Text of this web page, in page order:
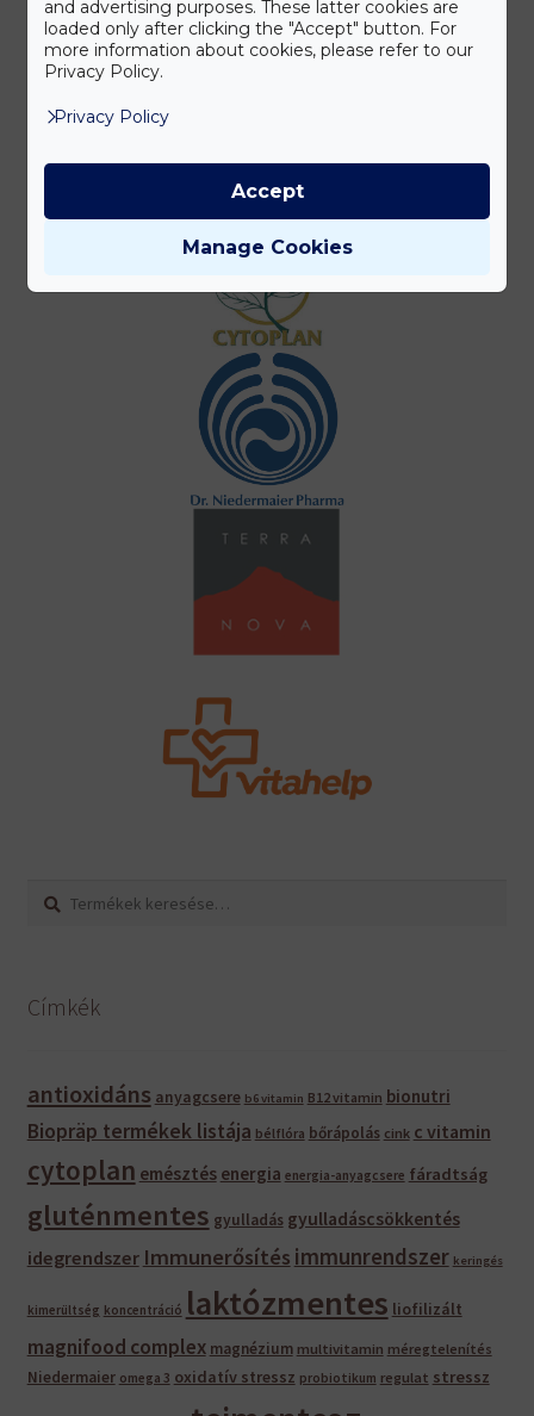
Keresés
Keresés
Címkék
antioxidáns anyagcsere b6 vitamin B12 vitamin bionutri
Biopräp termékek listája bélflóra bőrápolás cink c vitamin
cytoplan emésztés energia energia-anyagcsere fáradtság
gluténmentes gyulladás gyulladáscsökkentés
idegrendszer Immunerősítés immunrendszer keringés
kimerültség koncentráció laktózmentes liofilizált
magnifood complex magnézium multivitamin méregtelenítés
Niedermaier omega 3 oxidatív stressz probiotikum regulat stressz
and advertising purposes. These latter cookies are
loaded only after clicking the "Accept" button. For
more information about cookies, please refer to our
Privacy Policy.
Privacy Policy
Manage Cookies
Accept